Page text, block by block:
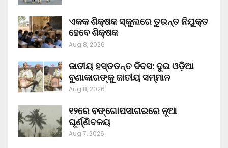
ଏକକ ଶିକ୍ଷକ ସ୍କୁଲରେ ତୁରନ୍ତ ନିଯୁକ୍ତ
ହେବେ ଶିକ୍ଷକ
Aug 8, 2026
ଜାତୀୟ ହସ୍ତତନ୍ତ ଦିବସ: ଦୁଇ ଓଡ଼ିଆ
ବୁଣାକାରଙ୍କୁ ଜାତୀୟ ସମ୍ମାନ
Aug 8, 2026
୧୨ରେ ବଙ୍ଗୋପସାଗରରେ ନୂଆ
ଘୂର୍ଣ୍ଣିବଳୟ
Aug 7, 2026